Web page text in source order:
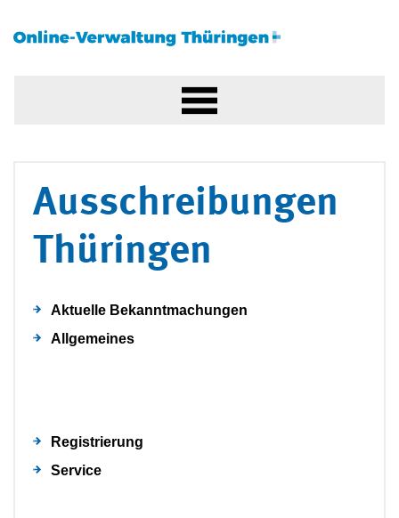
Ausschreibungen
Thüringen
Aktuelle Bekanntmachungen
Allgemeines
Registrierung
Service